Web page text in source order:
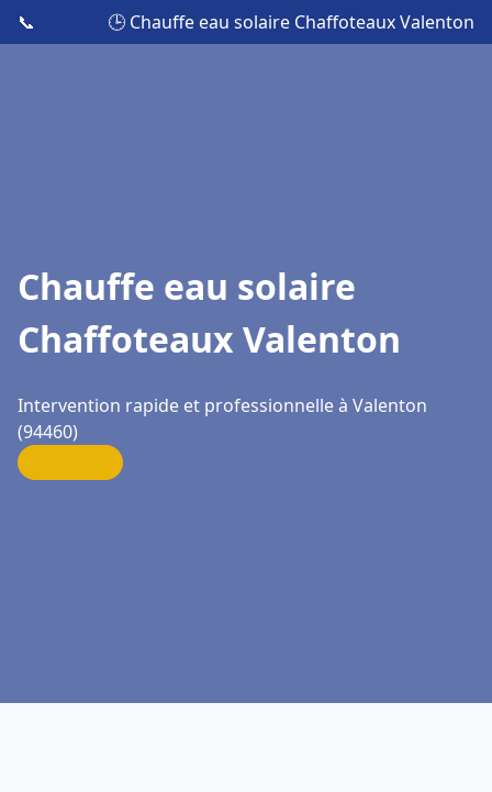
📞 🕒 Chauffe eau solaire Chaffoteaux Valenton
Chauffe eau solaire
Chaffoteaux Valenton
Intervention rapide et professionnelle à Valenton
(94460)